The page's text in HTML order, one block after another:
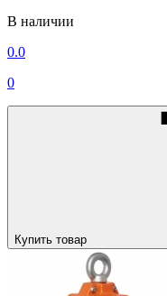
В наличии
0.0
0
Купить товар